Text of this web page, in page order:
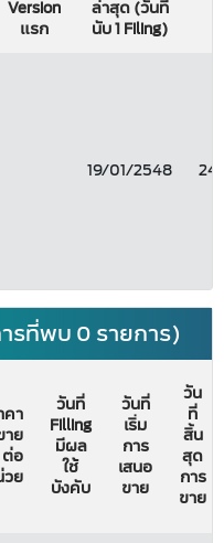
Version
แรก
ล่าสุด (วันที่
นับ 1 Filing)
19/01/2548
รที่พบ 0 รายการ)
คา
าย
ต่อ
ย
วันที่
Filling
มีผล
ใช้
บังคับ
วันที่
เริ่ม
การ
เสนอ
ขาย
วัน
ที่
สิ้น
สุด
การ
ขาย